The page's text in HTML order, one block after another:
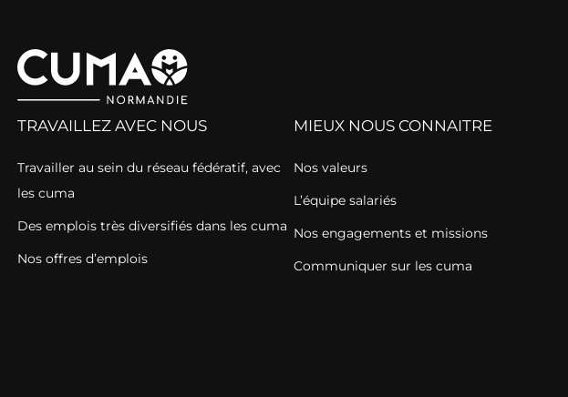
TRAVAILLEZ AVEC NOUS
Travailler au sein du réseau fédératif, avec
les cuma
Des emplois très diversifiés dans les cuma
Nos offres d’emplois
MIEUX NOUS CONNAITRE
Nos valeurs
L’équipe salariés
Nos engagements et missions
Communiquer sur les cuma